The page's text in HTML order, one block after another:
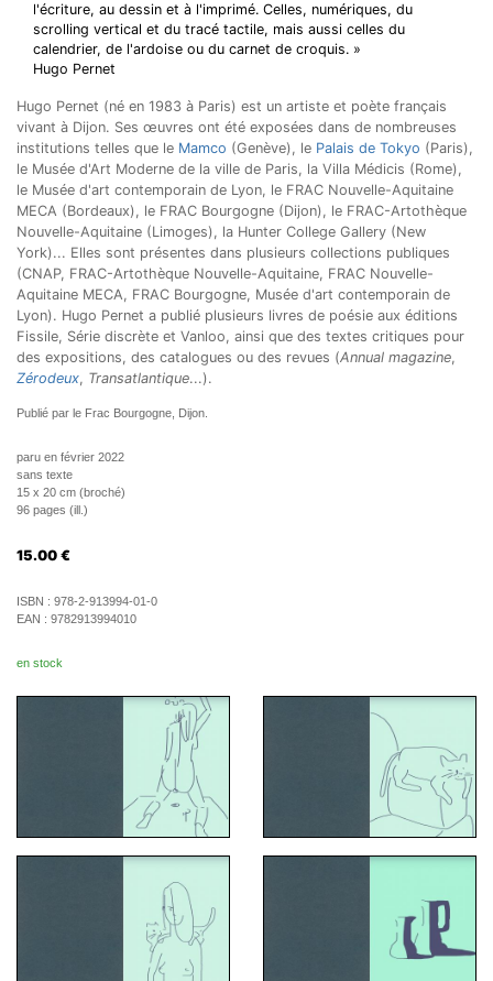
l'écriture, au dessin et à l'imprimé. Celles, numériques, du
scrolling vertical et du tracé tactile, mais aussi celles du
calendrier, de l'ardoise ou du carnet de croquis. »
Hugo Pernet
Hugo Pernet (né en 1983 à Paris) est un artiste et poète français
vivant à Dijon. Ses œuvres ont été exposées dans de nombreuses
institutions telles que le Mamco (Genève), le Palais de Tokyo (Paris),
le Musée d'Art Moderne de la ville de Paris, la Villa Médicis (Rome),
le Musée d'art contemporain de Lyon, le FRAC Nouvelle-Aquitaine
MECA (Bordeaux), le FRAC Bourgogne (Dijon), le FRAC-Artothèque
Nouvelle-Aquitaine (Limoges), la Hunter College Gallery (New
York)... Elles sont présentes dans plusieurs collections publiques
(CNAP, FRAC-Artothèque Nouvelle-Aquitaine, FRAC Nouvelle-
Aquitaine MECA, FRAC Bourgogne, Musée d'art contemporain de
Lyon). Hugo Pernet a publié plusieurs livres de poésie aux éditions
Fissile, Série discrète et Vanloo, ainsi que des textes critiques pour
des expositions, des catalogues ou des revues (Annual magazine,
Zérodeux, Transatlantique...).
Publié par le Frac Bourgogne, Dijon.
paru en février 2022
sans texte
15 x 20 cm (broché)
96 pages (ill.)
15.00 €
ISBN : 978-2-913994-01-0
EAN : 9782913994010
en stock